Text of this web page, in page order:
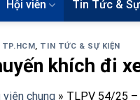
Hội viên Tin Tức &
TP.HCM, TIN TỨC & SỰ KIỆN
khích đi
viên chung » TLPV 54/25 –